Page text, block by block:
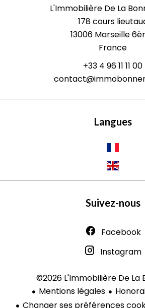
L'Immobilière De La
178 cours
13006 Marseille
France
+33 4 96 11 11 00
Langues
Suivez-nous
Facebook
Instagram
©2026 L'Immobilière De La
Mentions légales
Changer ses préférences